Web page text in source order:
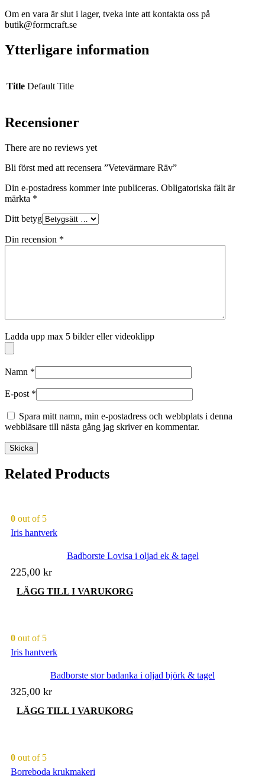
Om en vara är slut i lager, tveka inte att kontakta oss på
butik@formcraft.se
Ytterligare information
Title Default Title
Recensioner
There are no reviews yet
Bli först med att recensera ”Vetevärmare Räv”
Din e-postadress kommer inte publiceras. Obligatoriska fält är
märkta *
Ditt betyg
Din recension *
Ladda upp max 5 bilder eller videoklipp
Namn *
E-post *
Spara mitt namn, min e-postadress och webbplats i denna
webbläsare till nästa gång jag skriver en kommentar.
Related Products
0 out of 5
Iris hantverk
Badborste Lovisa i oljad ek & tagel
225,00 kr
LÄGG TILL I VARUKORG
0 out of 5
Iris hantverk
Badborste stor badanka i oljad björk & tagel
325,00 kr
LÄGG TILL I VARUKORG
0 out of 5
Borreboda krukmakeri